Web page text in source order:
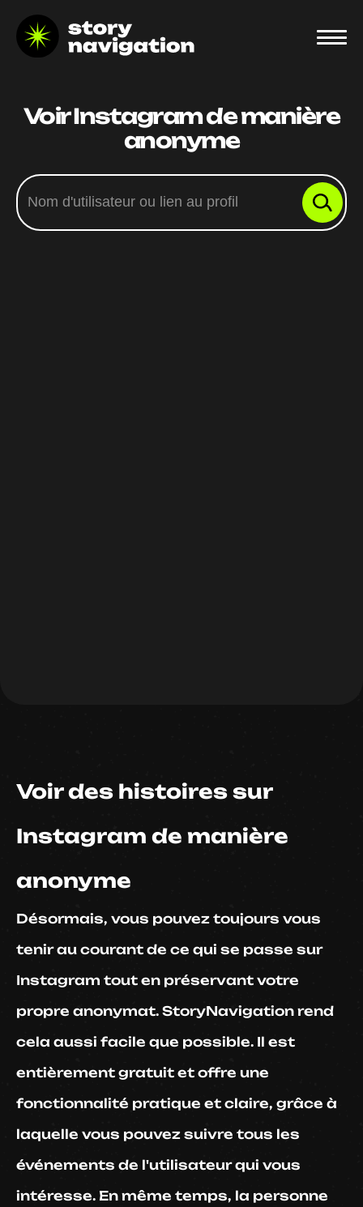
Voir Instagram de manière
anonyme
Voir des histoires sur
Instagram de manière
anonyme
Désormais, vous pouvez toujours vous
tenir au courant de ce qui se passe sur
Instagram tout en préservant votre
propre anonymat. StoryNavigation rend
cela aussi facile que possible. Il est
entièrement gratuit et offre une
fonctionnalité pratique et claire, grâce à
laquelle vous pouvez suivre tous les
événements de l'utilisateur qui vous
intéresse. En même temps, la personne